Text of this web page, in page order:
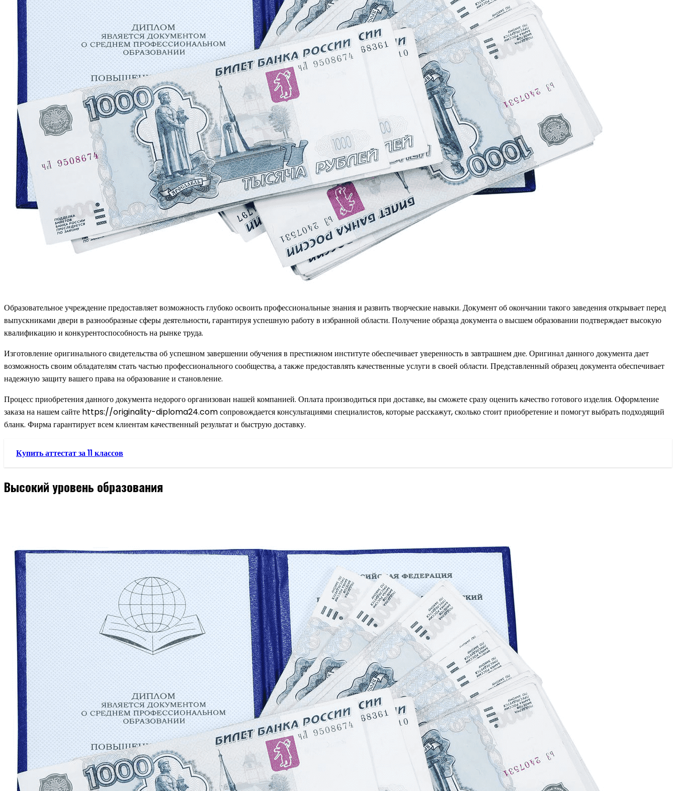
Образовательное учреждение предоставляет возможность глубоко освоить профессиональные знания и развить творческие навыки. Документ об окончании такого заведения открывает перед
выпускниками двери в разнообразные сферы деятельности, гарантируя успешную работу в избранной области. Получение образца документа о высшем образовании подтверждает высокую
квалификацию и конкурентоспособность на рынке труда.
Изготовление оригинального свидетельства об успешном завершении обучения в престижном институте обеспечивает уверенность в завтрашнем дне. Оригинал данного документа дает
возможность своим обладателям стать частью профессионального сообщества, а также предоставлять качественные услуги в своей области. Представленный образец документа обеспечивает
надежную защиту вашего права на образование и становление.
Процесс приобретения данного документа недорого организован нашей компанией. Оплата производиться при доставке, вы сможете сразу оценить качество готового изделия. Оформление
заказа на нашем сайте https://originality-diploma24.com сопровождается консультациями специалистов, которые расскажут, сколько стоит приобретение и помогут выбрать подходящий
бланк. Фирма гарантирует всем клиентам качественный результат и быструю доставку.
Купить аттестат за 11 классов
Высокий уровень образования